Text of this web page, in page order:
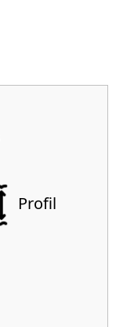
Profil